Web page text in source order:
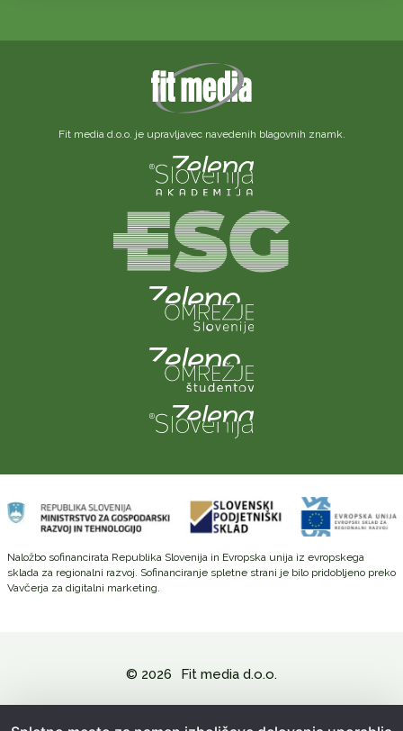
Fit media d.o.o. je upravljavec navedenih blagovnih znamk.
Naložbo sofinancirata Republika Slovenija in Evropska unija iz evropskega
sklada za regionalni razvoj. Sofinanciranje spletne strani je bilo pridobljeno preko
Vavčerja za digitalni marketing.
© 2026 Fit media d.o.o.